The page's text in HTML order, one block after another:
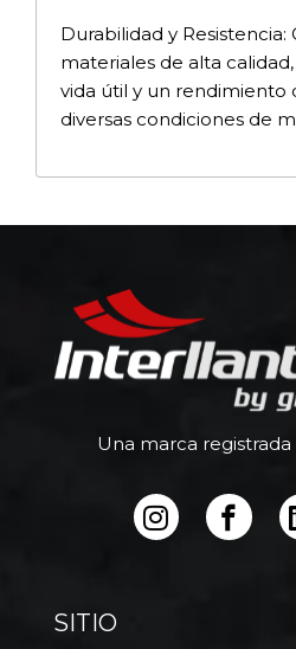
Durabilidad y Resistencia:
materiales de alta
vida útil y un rendimiento
diversas condiciones de
Una marca
SITIO